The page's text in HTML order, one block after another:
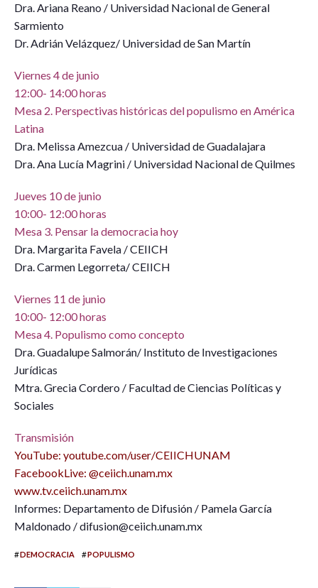
Dra. Ariana Reano / Universidad Nacional de General
Sarmiento
Dr. Adrián Velázquez/ Universidad de San Martín
Viernes 4 de junio
12:00- 14:00 horas
Mesa 2. Perspectivas históricas del populismo en América
Latina
Dra. Melissa Amezcua / Universidad de Guadalajara
Dra. Ana Lucía Magrini / Universidad Nacional de Quilmes
Jueves 10 de junio
10:00- 12:00 horas
Mesa 3. Pensar la democracia hoy
Dra. Margarita Favela / CEIICH
Dra. Carmen Legorreta/ CEIICH
Viernes 11 de junio
10:00- 12:00 horas
Mesa 4. Populismo como concepto
Dra. Guadalupe Salmorán/ Instituto de Investigaciones
Jurídicas
Mtra. Grecia Cordero / Facultad de Ciencias Políticas y
Sociales
Transmisión
YouTube: youtube.com/user/CEIICHUNAM
FacebookLive: @ceiich.unam.mx
www.tv.ceiich.unam.mx
Informes: Departamento de Difusión / Pamela García
Maldonado / difusion@ceiich.unam.mx
#DEMOCRACIA #POPULISMO